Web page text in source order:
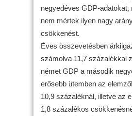
negyedéves GDP-adatokat,
nem mértek ilyen nagy
csökkenést.
Éves összevetésben
számolva 11,7 százalékkal
német GDP a második
erősebb ütemben az
10,9 százaléknál, illetve az
1,8 százalékos